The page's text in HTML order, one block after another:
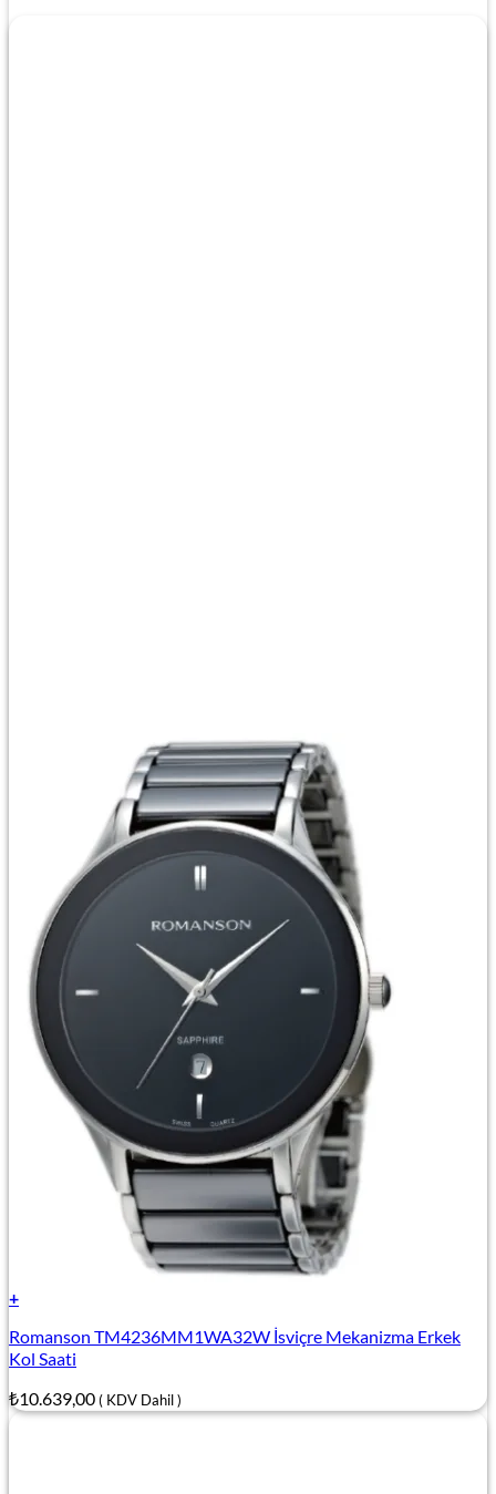
+
Romanson TM4236MM1WA32W İsviçre Mekanizma Erkek
Kol Saati
₺10.639,00( KDV Dahil )